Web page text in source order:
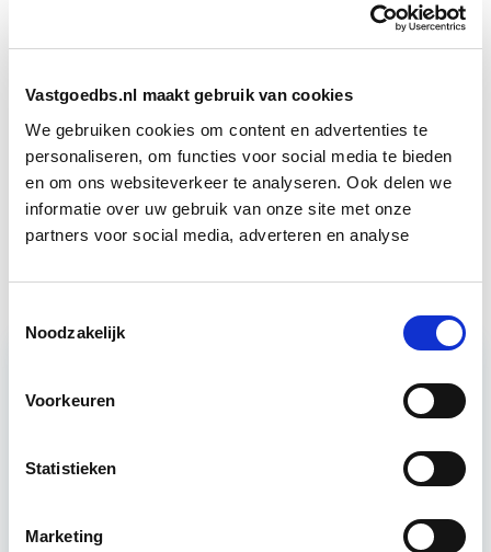
Vastgoedbs.nl maakt gebruik van cookies
We gebruiken cookies om content en advertenties te
personaliseren, om functies voor social media te bieden
en om ons websiteverkeer te analyseren. Ook delen we
informatie over uw gebruik van onze site met onze
partners voor social media, adverteren en analyse
Noodzakelijk
Voorkeuren
Statistieken
Marketing
Vastgoedrekenen, opbrengsten en
Business Case voor Vastgoed- &
Projectontwikkeling
Start do
10 sep
Circulair Bouwen Start do 24 sep
projectvoorstel? Uit de theorie kennen we vanouds